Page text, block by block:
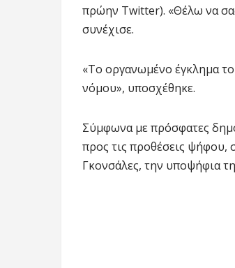
πρώην Twitter). «Θέλω να
συνέχισε.
«Το οργανωμένο έγκλημα
νόμου», υποσχέθηκε.
Σύμφωνα με πρόσφατες
προς τις προθέσεις ψήφου,
Γκονσάλες, την υποψήφια